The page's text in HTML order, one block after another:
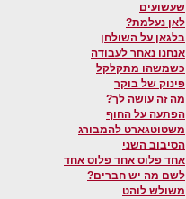
שעשועים
לאן נעלמת?
בלגאן על השולחן
אנחנו נאחר לעבודה
כשמשהו מתקלקל
פינוק של בוקר
מה זה עושה לך?
הפתעה על החוף
משטוטגארט להמבורג
הסיבוב השני
אחד פלוס אחד פלוס אחד
לשם מה יש חברים?
משולש לוהט